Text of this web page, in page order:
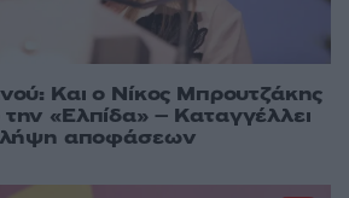
Και ο Νίκος Μπρουτζάκης
«Ελπίδα» – Καταγγέλλει
λήψη αποφάσεων